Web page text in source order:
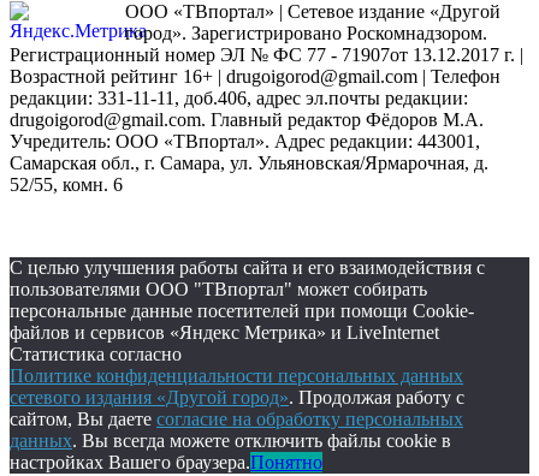
ООО «ТВпортал» | Сетевое издание «Другой
город». Зарегистрировано Роскомнадзором.
Регистрационный номер ЭЛ № ФС 77 - 71907от 13.12.2017 г. |
Возрастной рейтинг 16+ | drugoigorod@gmail.com | Телефон
редакции: 331-11-11, доб.406, адрес эл.почты редакции:
drugoigorod@gmail.com. Главный редактор Фёдоров М.А.
Учредитель: ООО «ТВпортал». Адрес редакции: 443001,
Самарская обл., г. Самара, ул. Ульяновская/Ярмарочная, д.
52/55, комн. 6
С целью улучшения работы сайта и его взаимодействия с
пользователями ООО "ТВпортал" может собирать
персональные данные посетителей при помощи Cookie-
файлов и сервисов «Яндекс Метрика» и LiveInternet
Статистика согласно
Политике конфиденциальности персональных данных
сетевого издания «Другой город». Продолжая работу с
сайтом, Вы даете согласие на обработку персональных
данных. Вы всегда можете отключить файлы cookie в
настройках Вашего браузера.Понятно